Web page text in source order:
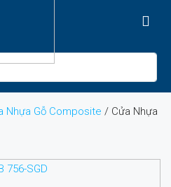
Nhựa Gỗ Composite / Cửa Nhựa